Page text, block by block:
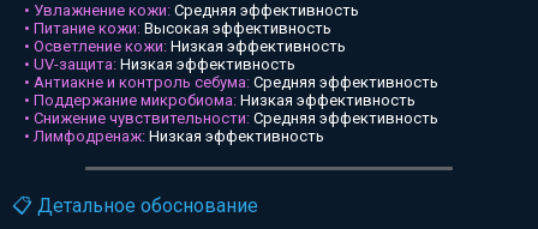
• Увлажнение кожи: Средняя эффективность
• Питание кожи: Высокая эффективность
• Осветление кожи: Низкая эффективность
• UV-защита: Низкая эффективность
• Антиакне и контроль себума: Средняя эффективность
• Поддержание микробиома: Низкая эффективность
• Снижение чувствительности: Средняя эффективность
• Лимфодренаж: Низкая эффективность
📋 Детальное обоснование